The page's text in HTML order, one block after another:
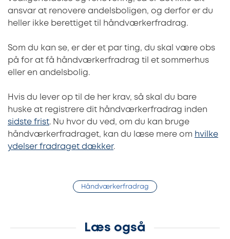
ansvar at renovere andelsboligen, og derfor er du
heller ikke berettiget til håndværkerfradrag.
Som du kan se, er der et par ting, du skal være obs
på for at få håndværkerfradrag til et sommerhus
eller en andelsbolig.
Hvis du lever op til de her krav, så skal du bare
huske at registrere dit håndværkerfradrag inden
sidste frist. Nu hvor du ved, om du kan bruge
håndværkerfradraget, kan du læse mere om hvilke
ydelser fradraget dækker.
Håndværkerfradrag
Læs også